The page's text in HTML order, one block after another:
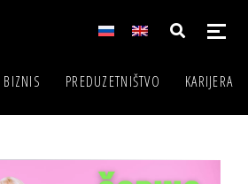
BIZNIS PREDUZETNIŠTVO KARIJERA